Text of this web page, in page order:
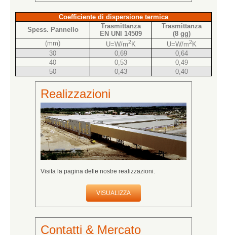
Coefficiente di dispersione termica
Spess. Pannello
Trasmittanza
EN UNI 14509
Trasmittanza
(8 gg)
(mm)
U=W/m2K U=W/m2K
30
0,69
0,64
40
0,53
0,49
50
0,43 0,40
Realizzazioni
Visita la pagina delle nostre realizzazioni.
VISUALIZZA
Contatti & Mercato